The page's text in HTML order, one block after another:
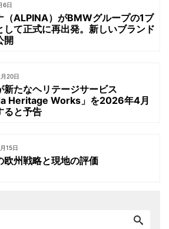
6日
（ALPINA）がBMWグループの1ブ
して正式に再出発。新しいブランド
開
20日
新たなヘリテージサービス
Heritage Works」を2026年4月
ると予告
15日
欧州戦略と現地の評価